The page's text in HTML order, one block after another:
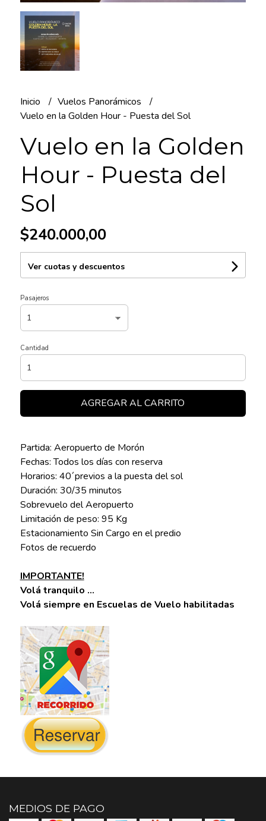
Inicio
Vuelos Panorámicos
Vuelo en la Golden Hour - Puesta del Sol
Vuelo en la Golden
Hour - Puesta del
Sol
$240.000,00
Ver cuotas y descuentos
Pasajeros
Cantidad
AGREGAR AL CARRITO
Partida: Aeropuerto de Morón
Fechas: Todos los días con reserva
Horarios: 40´previos a la puesta del sol
Duración: 30/35 minutos
Sobrevuelo del Aeropuerto
Limitación de peso: 95 Kg
Estacionamiento Sin Cargo en el predio
Fotos de recuerdo
IMPORTANTE!
Volá tranquilo ...
Volá siempre en Escuelas de Vuelo habilitadas
MEDIOS DE PAGO